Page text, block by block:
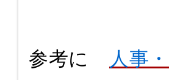
参考に 人事